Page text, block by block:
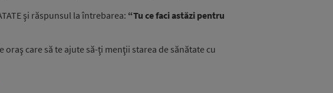
şi răspunsul la întrebarea: “Tu ce faci astăzi pentru
care să te ajute să-ţi menţii starea de sănătate cu